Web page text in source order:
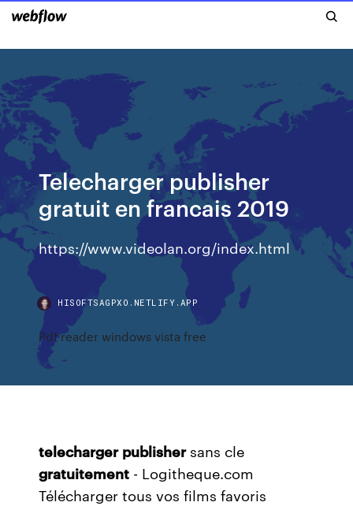
Telecharger publisher
gratuit en francais 2019
https://www.videolan.org/index.html
HISOFTSAGPXO.NETLIFY.APP
Pdf reader windows vista free
telecharger publishersans cle
gratuitement - Logitheque.com
Télécharger tous vos films favoris